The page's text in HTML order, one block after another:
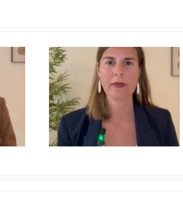
VOTAMOS, EL
NOMINADO A
LOS GOYA